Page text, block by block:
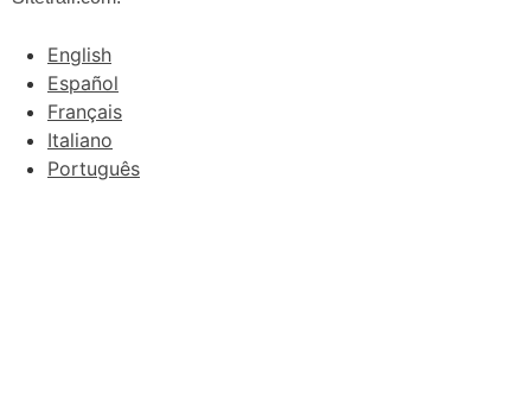
English
Español
Français
Italiano
Português